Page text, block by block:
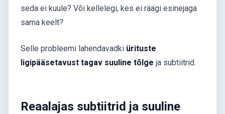
seda ei kuule? Või kellelegi, kes ei räägi esinejaga
sama keelt?
Selle probleemi lahendavadki ürituste
ligipääsetavust tagav suuline tõlge ja subtiitrid.
Reaalajas subtiitrid ja suuline